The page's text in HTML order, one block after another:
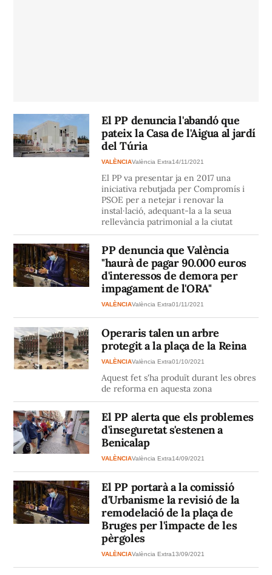
El PP denuncia l'abandó que
pateix la Casa de l'Aigua al jardí
del Túria
VALÈNCIAValència Extra14/11/2021
El PP va presentar ja en 2017 una
iniciativa rebutjada per Compromís i
PSOE per a netejar i renovar la
instal·lació, adequant-la a la seua
rellevància patrimonial a la ciutat
PP denuncia que València
"haurà de pagar 90.000 euros
d'interessos de demora per
impagament de l'ORA"
VALÈNCIAValència Extra01/11/2021
Operaris talen un arbre
protegit a la plaça de la Reina
VALÈNCIAValència Extra01/10/2021
Aquest fet s'ha produït durant les obres
de reforma en aquesta zona
El PP alerta que els problemes
d'inseguretat s'estenen a
Benicalap
VALÈNCIAValència Extra14/09/2021
El PP portarà a la comissió
d'Urbanisme la revisió de la
remodelació de la plaça de
Bruges per l'impacte de les
pèrgoles
VALÈNCIAValència Extra13/09/2021